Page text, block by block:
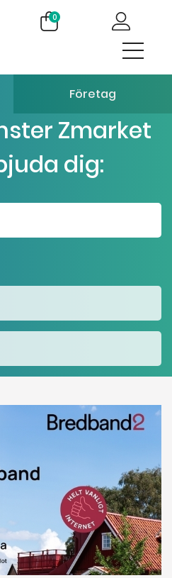
0
Företag
Zmarket
dig: